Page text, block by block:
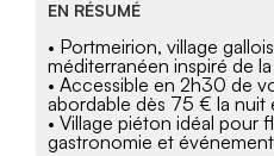
EN RÉSUMÉ
• Portmeirion, village
méditerranéen inspiré de
• Accessible en 2h30 de
abordable dès 75 € la nuit
• Village piéton idéal pour
gastronomie et